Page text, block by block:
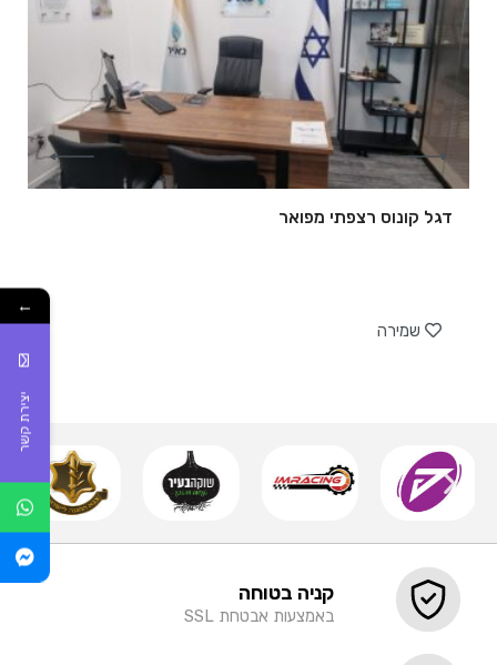
דגל קונוס רצפתי מפואר
שמירה
קניה בטוחה
באמצעות אבטחת SSL
←
יצירת קשר